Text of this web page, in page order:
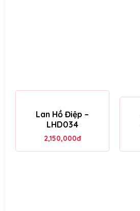
Lan Hồ Điệp –
LHD034
2,150,000đ